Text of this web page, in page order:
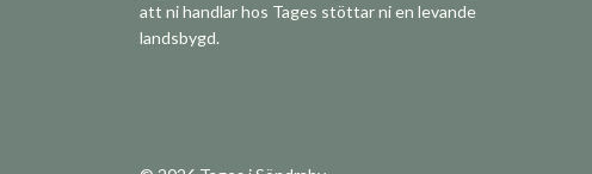
att ni handlar hos Tages stöttar ni en levande
landsbygd.